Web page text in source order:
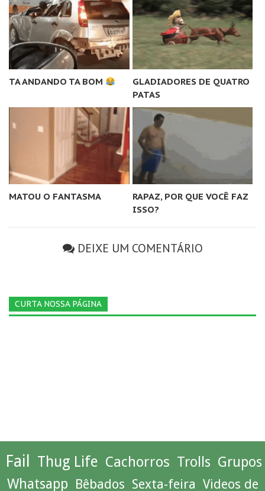
TA ANDANDO TA BOM
GLADIADORES DE QUATRO
PATAS
MATOU O FANTASMA
RAPAZ, POR QUE VOCÊ FAZ
ISSO?
DEIXE UM COMENTÁRIO
CURTA NOSSA PÁGINA
Fail Thug Life Cachorros Trolls Grupos
Whatsapp Bêbados Sexta-feira Videos de